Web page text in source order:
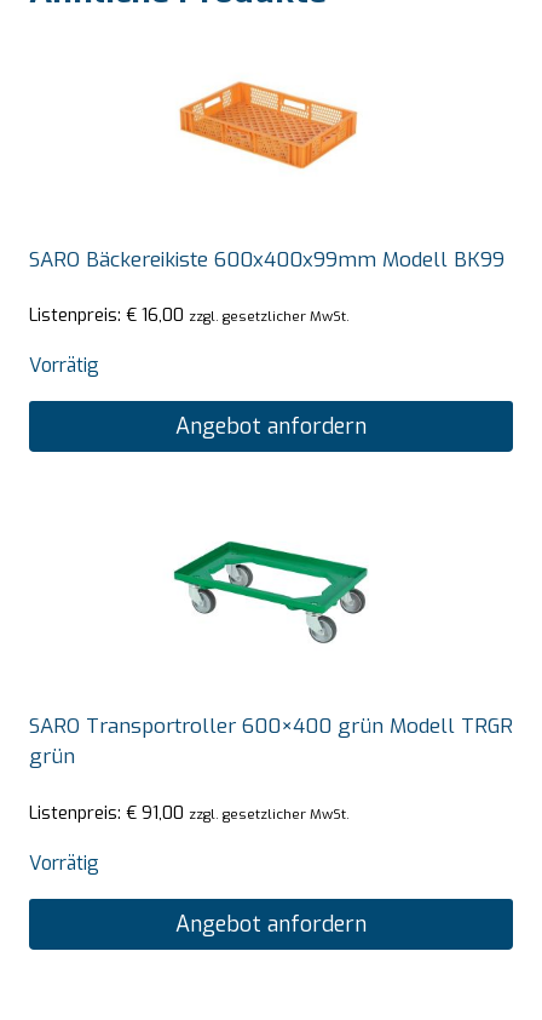
SARO Bäckereikiste 600x400x99mm Modell BK99
Listenpreis: € 16,00 zzgl. gesetzlicher MwSt.
Vorrätig
Angebot anfordern
SARO Transportroller 600×400 grün Modell TRGR
grün
Listenpreis: € 91,00 zzgl. gesetzlicher MwSt.
Vorrätig
Angebot anfordern